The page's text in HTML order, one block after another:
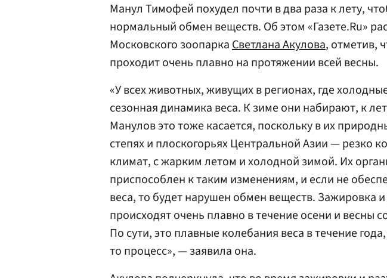
Манул Тимофей похудел почти в два раза к лету,
нормальный обмен веществ. Об этом «Газете.Ru»
Московского зоопаркаСветлана Акулова, отметив,
проходит очень плавно на протяжении всей весны.
«У всех животных, живущих в регионах, где
сезонная динамика веса. К зиме они набирают, к
Манулов это тоже касается, поскольку в их
степях и плоскогорьях Центральной Азии — резко
климат, с жарким летом и холодной зимой. Их
приспособлен к таким изменениям, и если не
веса, то будет нарушен обмен веществ. Зажировка
происходят очень плавно в течение осени и весны
По сути, это плавные колебания веса в течение
то процесс», — заявила она.